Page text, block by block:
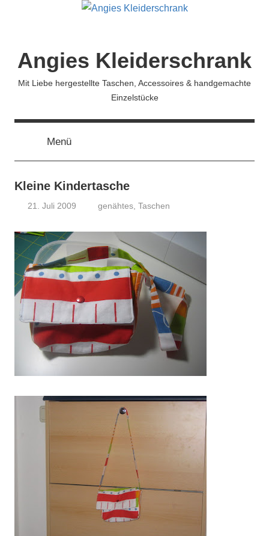
Angies Kleiderschrank
Mit Liebe hergestellte Taschen, Accessoires & handgemachte
Einzelstücke
Menü
Kleine Kindertasche
21. Juli 2009
genähtes ,Taschen